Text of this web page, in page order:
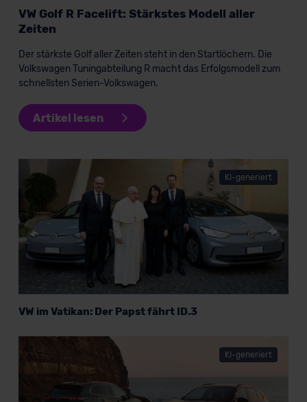
Datenschutzerklärung |Impressum
VW Golf R Facelift: Stärkstes Modell aller
Zeiten
Der stärkste Golf aller Zeiten steht in den Startlöchern. Die
Volkswagen Tuningabteilung R macht das Erfolgsmodell zum
schnellsten Serien-Volkswagen.
Artikel lesen
KI-generiert
VW im Vatikan: Der Papst fährt ID.3
KI-generiert